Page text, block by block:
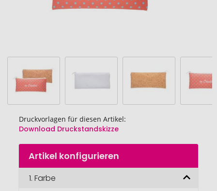
Druckvorlagen für diesen Artikel:
Download Druckstandskizze
Zum
Anfang
Bildgalerie
Artikel konfigurieren
1. Farbe